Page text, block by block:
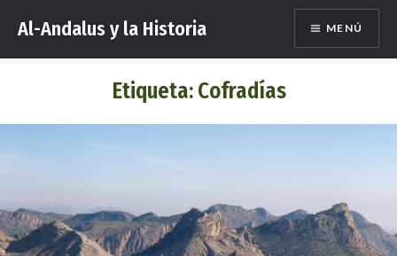
contenido
Al-Andalus y la Historia MENÚ
Etiqueta: Cofradías